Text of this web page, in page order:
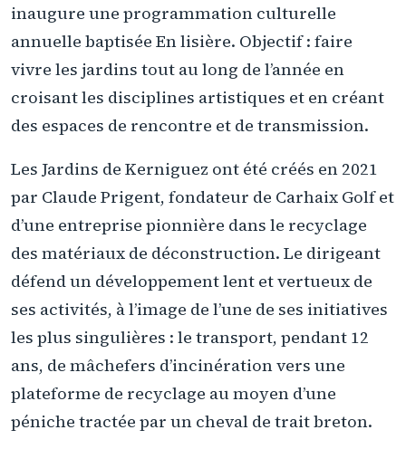
inaugure une programmation culturelle
annuelle baptisée En lisière. Objectif : faire
vivre les jardins tout au long de l’année en
croisant les disciplines artistiques et en créant
des espaces de rencontre et de transmission.
Les Jardins de Kerniguez ont été créés en 2021
par Claude Prigent, fondateur de Carhaix Golf et
d’une entreprise pionnière dans le recyclage
des matériaux de déconstruction. Le dirigeant
défend un développement lent et vertueux de
ses activités, à l’image de l’une de ses initiatives
les plus singulières : le transport, pendant 12
ans, de mâchefers d’incinération vers une
plateforme de recyclage au moyen d’une
péniche tractée par un cheval de trait breton.